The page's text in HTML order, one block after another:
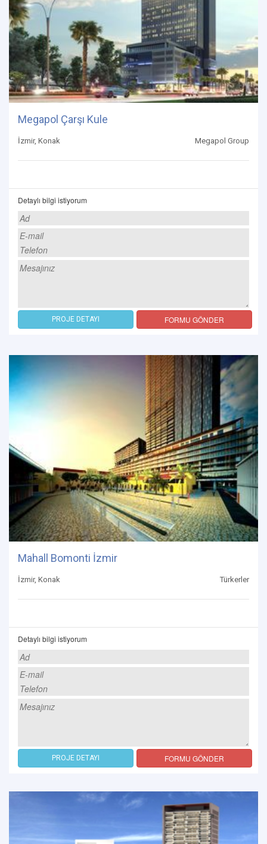
Megapol Çarşı Kule
İzmir, Konak Megapol Group
Detaylı bilgi istiyorum
PROJE DETAYI FORMU GÖNDER
Mahall Bomonti İzmir
İzmir, Konak Türkerler
Detaylı bilgi istiyorum
PROJE DETAYI FORMU GÖNDER